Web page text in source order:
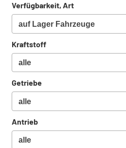
Verfügbarkeit, Art
Kraftstoff
Getriebe
Antrieb